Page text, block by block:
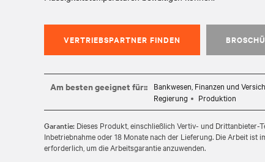
VERTRIEBSPARTNER FINDEN
Am besten geeignet für:: Bankwesen, Finanzen und
Regierung
Produktion
Garantie: Dieses Produkt, einschließlich Vertiv- und Drittanbieter-
Inbetriebnahme oder 18 Monate nach der Lieferung. Die Arbeit
erforderlich, um die Arbeitsgarantie anzuwenden.